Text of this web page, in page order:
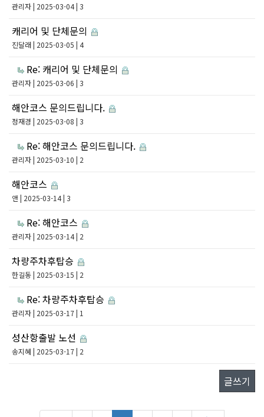
관리자| 2025-03-04 | 3
캐리어 및 단체문의
진달래| 2025-03-05 | 4
Re: 캐리어 및 단체문의
관리자| 2025-03-06 | 3
해안코스 문의드립니다.
정재경 | 2025-03-08 | 3
Re: 해안코스 문의드립니다.
관리자| 2025-03-10 | 2
해안코스
앤 | 2025-03-14 | 3
Re: 해안코스
관리자| 2025-03-14 | 2
차량주차후탑승
한길동| 2025-03-15 | 2
Re: 차량주차후탑승
관리자| 2025-03-17 | 1
성산항출발 노선
송지혜 | 2025-03-17 | 2
글쓰기